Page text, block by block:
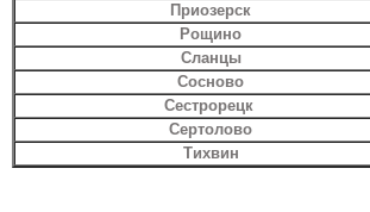
Приозерск
Рощино
Сланцы
Сосново
Сестрорецк
Сертолово
Тихвин